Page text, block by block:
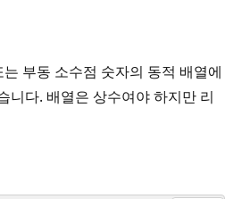
는 부동 소수점 숫자의 동적 배열에
니다. 배열은 상수여야 하지만 리